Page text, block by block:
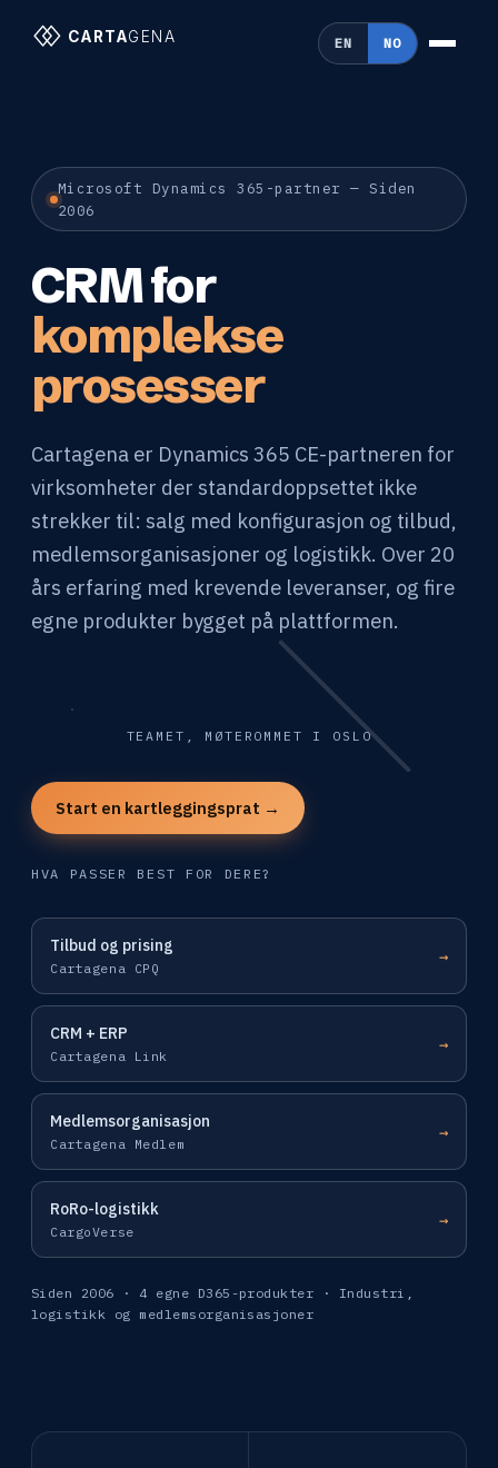
CARTAGENA EN NO
Microsoft Dynamics 365-partner — Siden
2006
CRM for
komplekse
prosesser
Cartagena er Dynamics 365 CE-partneren for
virksomheter der standardoppsettet ikke
strekker til: salg med konfigurasjon og tilbud,
medlemsorganisasjoner og logistikk. Over 20
års erfaring med krevende leveranser, og fire
egne produkter bygget på plattformen.
Start en kartleggingsprat →
HVA PASSER BEST FOR DERE?
Tilbud og prising
Cartagena CPQ
→
CRM + ERP
Cartagena Link
→
Medlemsorganisasjon
Cartagena Medlem
→
RoRo-logistikk
CargoVerse
→
Siden 2006 · 4 egne D365-produkter · Industri,
logistikk og medlemsorganisasjoner
TEAMET, MØTEROMMET I OSLO